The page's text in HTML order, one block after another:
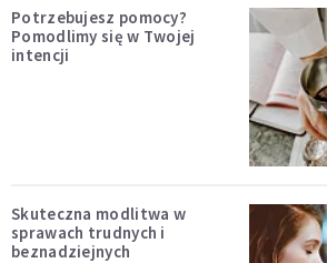
Potrzebujesz pomocy?
Pomodlimy się w Twojej
intencji
Skuteczna modlitwa w
sprawach trudnych i
beznadziejnych